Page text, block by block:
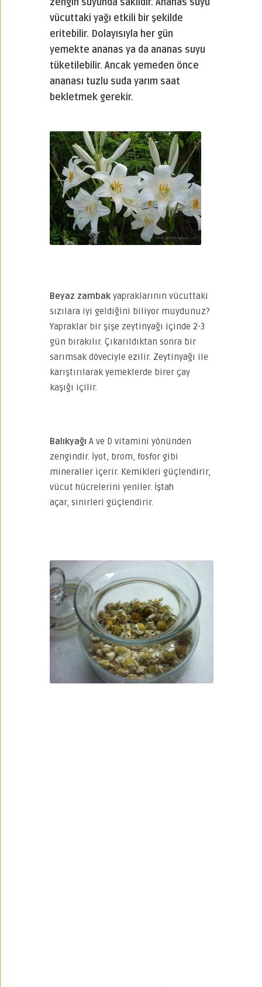
vücuttaki yağı etkili bir şekilde
eritebilir. Dolayısıyla her gün
yemekte ananas ya da ananas suyu
tüketilebilir. Ancak yemeden önce
ananası tuzlu suda yarım saat
bekletmek gerekir.
Beyaz zambak yapraklarının vücuttaki
sızılara iyi geldiğini biliyor muydunuz?
Yapraklar bir şişe zeytinyağı içinde 2-3
gün bırakılır. Çıkarıldıktan sonra bir
sarımsak döveciyle ezilir. Zeytinyağı ile
karıştırılarak yemeklerde birer çay
kaşığı içilir.
Balıkyağı A ve D vitamini yönünden
zengindir. İyot, brom, fosfor gibi
mineraller içerir. Kemikleri güçlendirir,
vücut hücrelerini yeniler. İştah
açar, sinirleri güçlendirir.